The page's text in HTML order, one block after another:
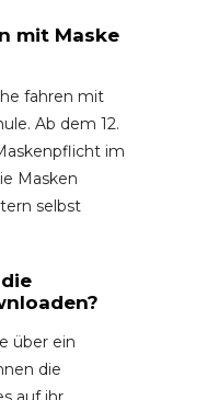
mit Maske
fahren mit
Ab dem 12.
im
Masken
selbst
über ein
die